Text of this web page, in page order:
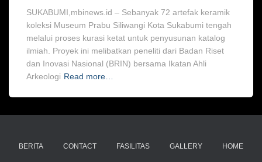
SUKABUMI,mbinews.id – Sebanyak 72 artefak keramik
koleksi Museum Prabu Siliwangi Kota Sukabumi tengah
melalui proses kurasi ketat untuk penyusunan katalog
ilmiah. Proyek ini melibatkan peneliti dari Badan Riset
dan Inovasi Nasional (BRIN) bersama Ikatan Ahli
Arkeologi Read more…
BERITA CONTACT FASILITAS GALLERY HOME